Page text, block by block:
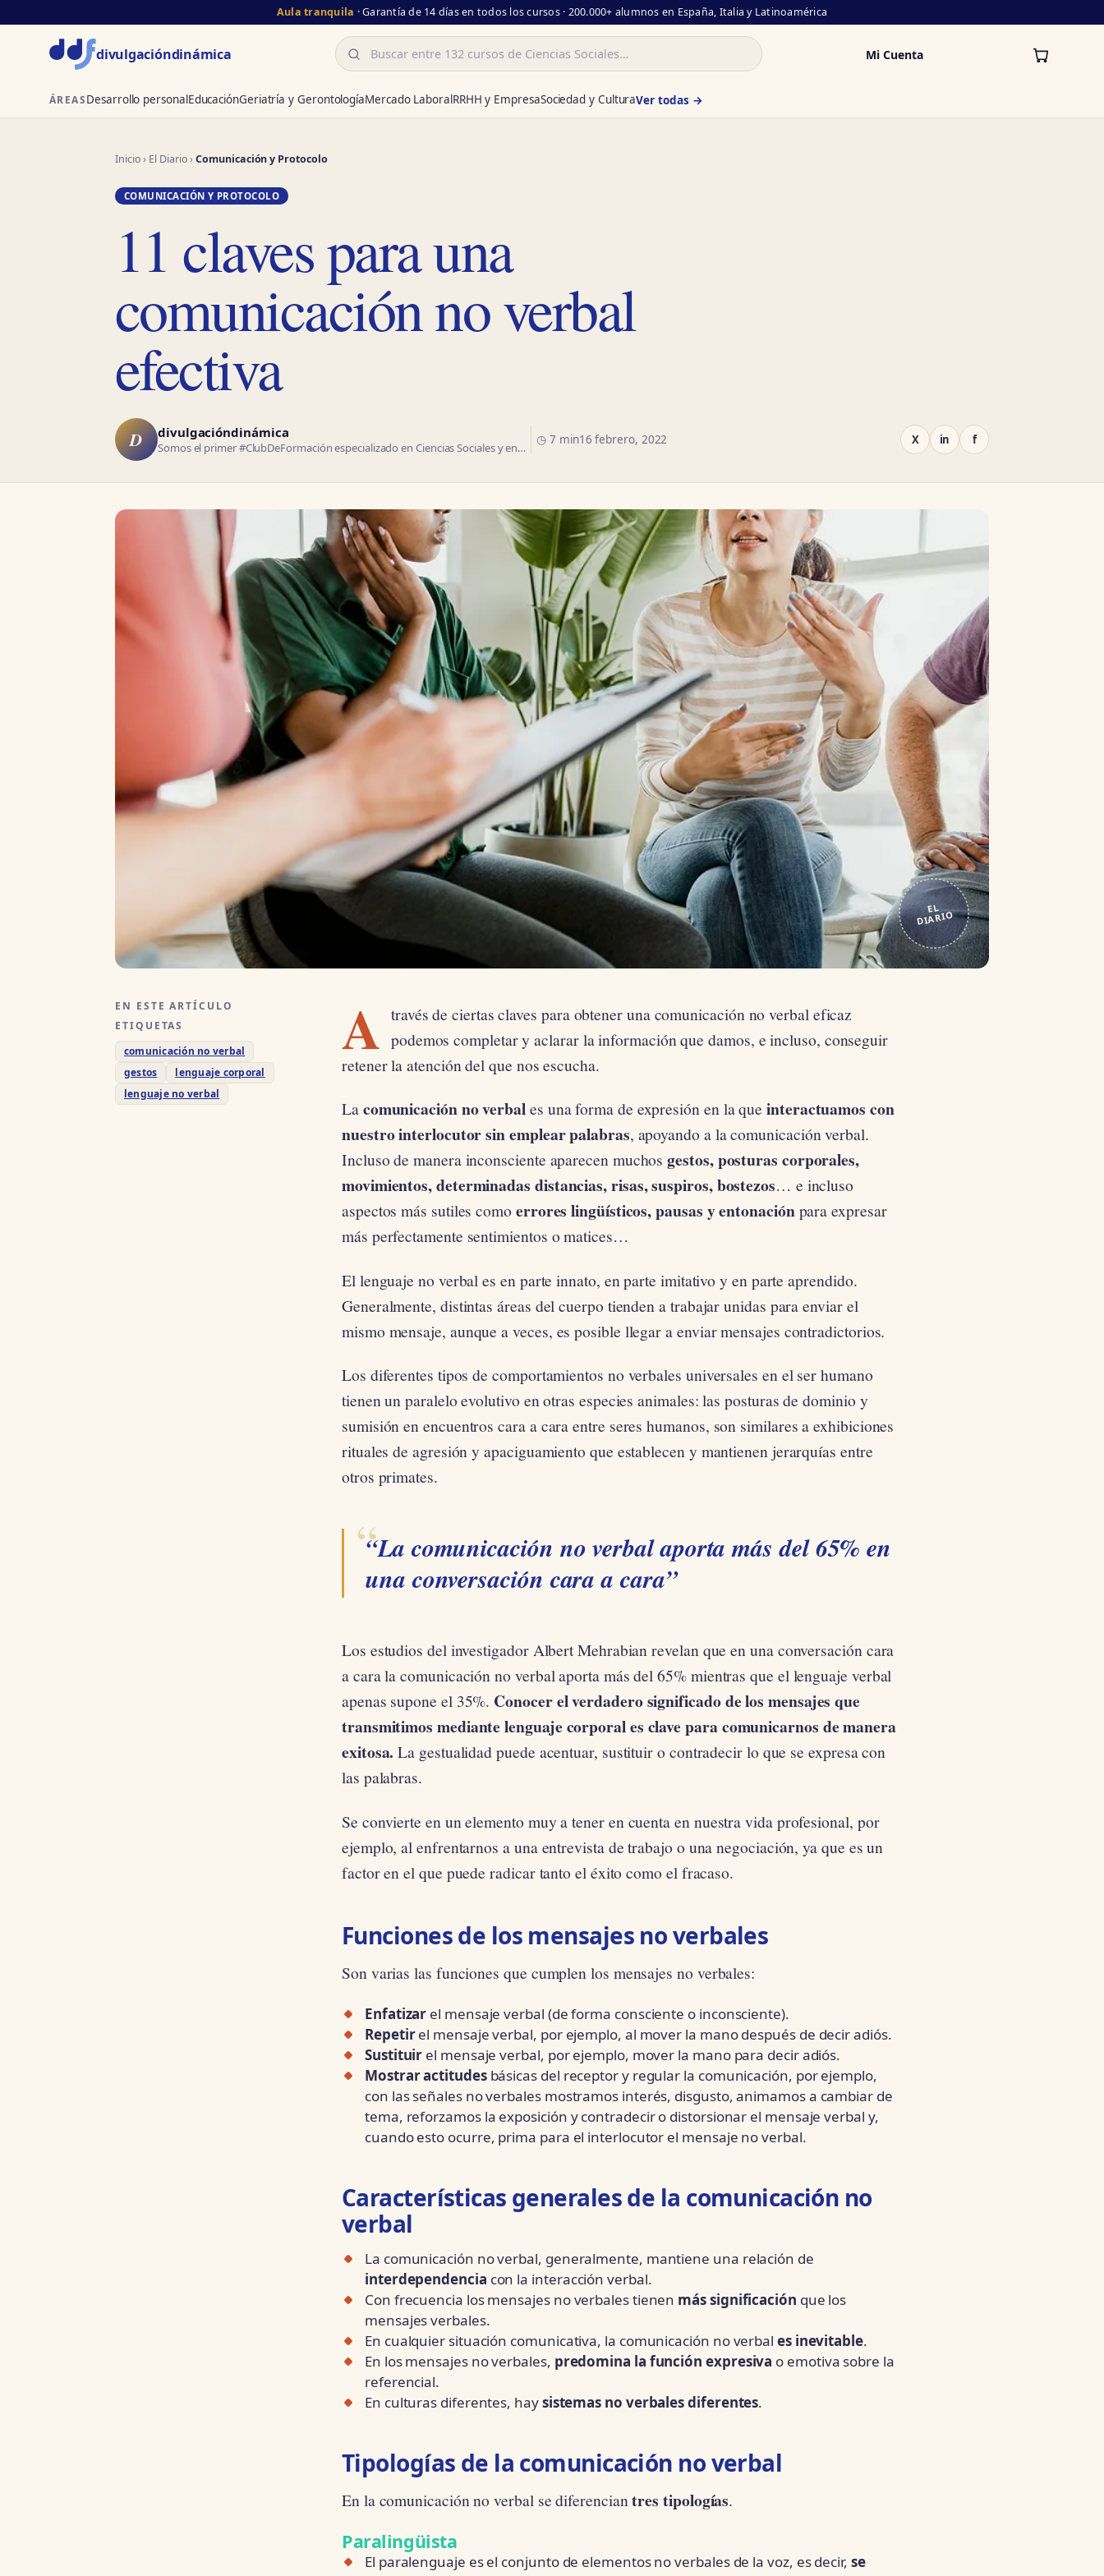
Aula tranquila · Garantía de 14 días en todos los cursos · 200.000+ alumnos en España, Italia y Latinoamérica
divulgacióndinámica Buscar Mi Cuenta
ÁREASDesarrollo personalEducaciónGeriatría y GerontologíaMercado LaboralRRHH y EmpresaSociedad y CulturaVer todas →
Inicio› El Diario›Comunicación y Protocolo
COMUNICACIÓN Y PROTOCOLO
11 claves para una
comunicación no verbal
efectiva
D divulgacióndinámica
Somos el primer #ClubDeFormación especializado en Ciencias Sociales y en…
◷ 7 min16 febrero, 2022 X in f
EL
DIARIO
EN ESTE ARTÍCULO
ETIQUETAS
comunicación no verbal
gestos
lenguaje corporal
lenguaje no verbal
A través de ciertas claves para obtener una comunicación no verbal eficaz
podemos completar y aclarar la información que damos, e incluso, conseguir
retener la atención del que nos escucha.
Lacomunicación no verbales una forma de expresión en la que interactuamos con
nuestro interlocutor sin emplear palabras, apoyando a la comunicación verbal.
Incluso de manera inconsciente aparecen muchosgestos, posturas corporales,
movimientos, determinadas distancias, risas, suspiros, bostezos… e incluso
aspectos más sutiles como errores lingüísticos, pausas y entonaciónpara expresar
más perfectamente sentimientos o matices…
El lenguaje no verbal es en parte innato, en parte imitativo y en parte aprendido.
Generalmente, distintas áreas del cuerpo tienden a trabajar unidas para enviar el
mismo mensaje, aunque a veces, es posible llegar a enviar mensajes contradictorios.
Los diferentes tipos de comportamientos no verbales universales en el ser humano
tienen un paralelo evolutivo en otras especies animales: las posturas de dominio y
sumisión en encuentros cara a cara entre seres humanos, son similares a exhibiciones
rituales de agresión y apaciguamiento que establecen y mantienen jerarquías entre
otros primates.
“La comunicación no verbal aporta más del 65% en
una conversación cara a cara”
Los estudios del investigador Albert Mehrabian revelan que en una conversación cara
a cara la comunicación no verbal aporta más del 65% mientras que el lenguaje verbal
apenas supone el 35%. Conocer el verdadero significado de los mensajes que
transmitimos mediante lenguaje corporal es clave para comunicarnos de manera
exitosa. La gestualidad puede acentuar, sustituir o contradecir lo que se expresa con
las palabras.
Se convierte en un elemento muy a tener en cuenta en nuestra vida profesional, por
ejemplo, al enfrentarnos a una entrevista de trabajo o una negociación, ya que es un
factor en el que puede radicar tanto el éxito como el fracaso.
Funciones de los mensajes no verbales
Son varias las funciones que cumplen los mensajes no verbales:
Enfatizar el mensaje verbal (de forma consciente o inconsciente).
Repetirel mensaje verbal, por ejemplo, al mover la mano después de decir adiós.
Sustituir el mensaje verbal, por ejemplo, mover la mano para decir adiós.
Mostrar actitudesbásicas del receptor y regular la comunicación, por ejemplo,
con las señales no verbales mostramos interés, disgusto, animamos a cambiar de
tema, reforzamos la exposición y contradecir o distorsionar el mensaje verbal y,
cuando esto ocurre, prima para el interlocutor el mensaje no verbal.
Características generales de la comunicación no
verbal
La comunicación no verbal, generalmente, mantiene una relación de
interdependencia con la interacción verbal.
Con frecuencia los mensajes no verbales tienen más significación que los
mensajes verbales.
En cualquier situación comunicativa, la comunicación no verbal es inevitable.
En los mensajes no verbales, predomina la función expresiva o emotiva sobre la
referencial.
En culturas diferentes, haysistemas no verbales diferentes.
Tipologías de la comunicación no verbal
En la comunicación no verbal se diferenciantres tipologías.
Paralingüista
El paralenguaje es el conjunto de elementos no verbales de la voz, es decir, se